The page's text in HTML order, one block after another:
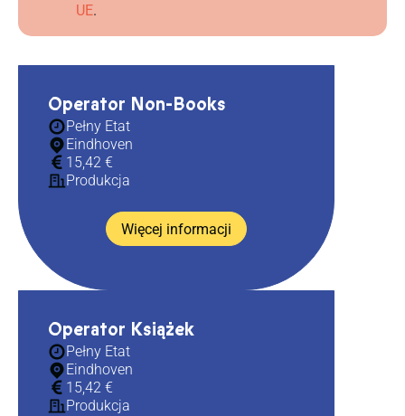
UE.
Operator Non-Books
Pełny Etat
Eindhoven
15,42 €
Produkcja
Więcej informacji
Operator Książek
Pełny Etat
Eindhoven
15,42 €
Produkcja